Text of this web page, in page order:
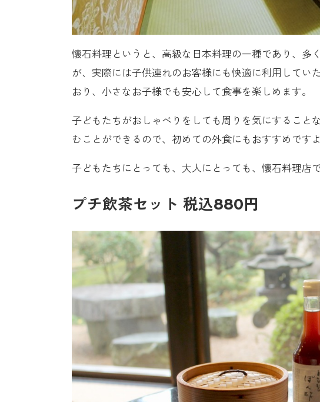
懐石料理というと、高級な日本料理の一種であり、多
が、実際には子供連れのお客様にも快適に利用してい
おり、小さなお子様でも安心して食事を楽しめます。
子どもたちがおしゃべりをしても周りを気にすること
むことができるので、初めての外食にもおすすめですよ
子どもたちにとっても、大人にとっても、懐石料理店
プチ飲茶セット 税込880円